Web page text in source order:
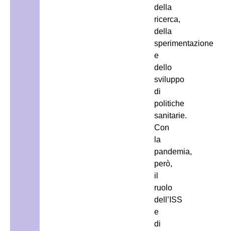
della
ricerca,
della
sperimentazione
e
dello
sviluppo
di
politiche
sanitarie.
Con
la
pandemia,
però,
il
ruolo
dell’ISS
e
di